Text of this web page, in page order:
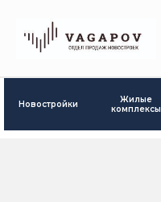
Новостройки
Жилые
комплексы